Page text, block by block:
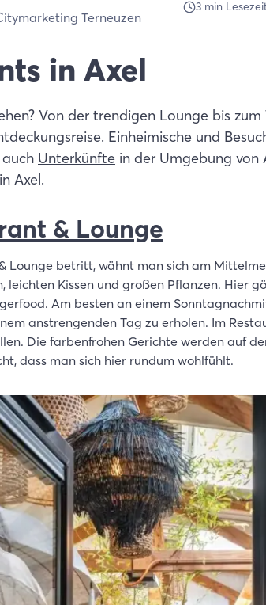
in Axel
Von der trendigen Lounge bis
Einheimische und
Unterkünfte in der Umgebung von
Axel.
Terneuzen
3min
& Lounge
Lounge betritt, wähnt man sich am
leichten Kissen und großen Pflanzen. Hier
Am besten an einem
anstrengenden Tag zu erholen. Im
Die farbenfrohen Gerichte werden auf
dass man sich hier rundum wohlfühlt.